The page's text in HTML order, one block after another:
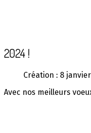
2024 !
Création : 8
Avec nos meilleurs